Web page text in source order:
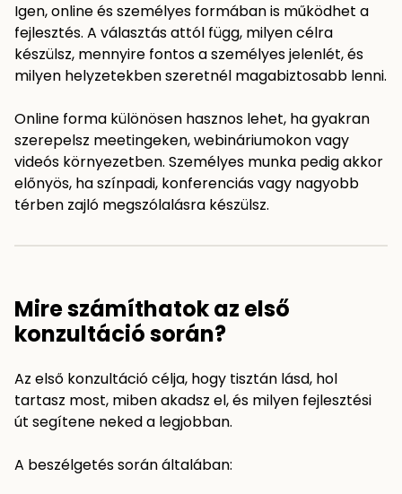
Igen, online és személyes formában is működhet a
fejlesztés. A választás attól függ, milyen célra
készülsz, mennyire fontos a személyes jelenlét, és
milyen helyzetekben szeretnél magabiztosabb lenni.
Online forma különösen hasznos lehet, ha gyakran
szerepelsz meetingeken, webináriumokon vagy
videós környezetben. Személyes munka pedig akkor
előnyös, ha színpadi, konferenciás vagy nagyobb
térben zajló megszólalásra készülsz.
Mire számíthatok az első
konzultáció során?
Az első konzultáció célja, hogy tisztán lásd, hol
tartasz most, miben akadsz el, és milyen fejlesztési
út segítene neked a legjobban.
A beszélgetés során általában: